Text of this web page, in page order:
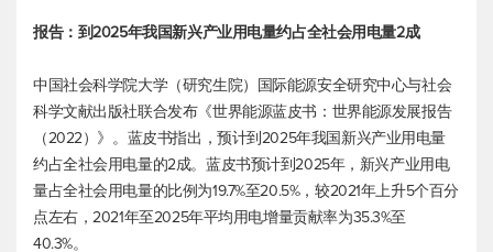
报告：到2025年我国新兴产业用电量约占全社会用电量2成
中国社会科学院大学（研究生院）国际能源安全研究中心与社会
科学文献出版社联合发布《世界能源蓝皮书：世界能源发展报告
（2022）》。蓝皮书指出，预计到2025年我国新兴产业用电量
约占全社会用电量的2成。蓝皮书预计到2025年，新兴产业用电
量占全社会用电量的比例为19.7%至20.5%，较2021年上升5个百分
点左右，2021年至2025年平均用电增量贡献率为35.3%至
40.3%。